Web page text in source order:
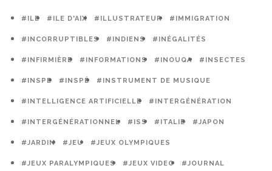
#ILE #ILE D'AIX #ILLUSTRATEUR #IMMIGRATION
#INCORRUPTIBLES #INDIENS #INÉGALITÉS
#INFIRMIÈRE #INFORMATIONS #INOUQA #INSECTES
#INSPE #INSPÉ #INSTRUMENT DE MUSIQUE
#INTELLIGENCE ARTIFICIELLE #INTERGÉNÉRATION
#INTERGÉNÉRATIONNEL #ISS #ITALIE #JAPON
#JARDIN #JEU #JEUX OLYMPIQUES
#JEUX PARALYMPIQUES #JEUX VIDEO #JOURNAL